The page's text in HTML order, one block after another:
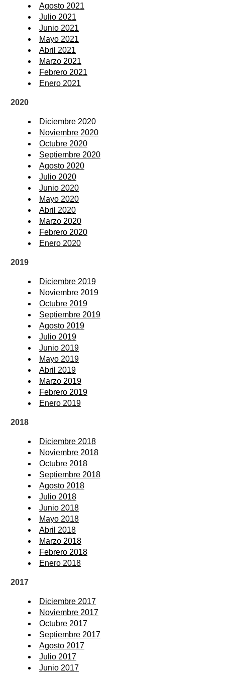
Agosto 2021
Julio 2021
Junio 2021
Mayo 2021
Abril 2021
Marzo 2021
Febrero 2021
Enero 2021
2020
Diciembre 2020
Noviembre 2020
Octubre 2020
Septiembre 2020
Agosto 2020
Julio 2020
Junio 2020
Mayo 2020
Abril 2020
Marzo 2020
Febrero 2020
Enero 2020
2019
Diciembre 2019
Noviembre 2019
Octubre 2019
Septiembre 2019
Agosto 2019
Julio 2019
Junio 2019
Mayo 2019
Abril 2019
Marzo 2019
Febrero 2019
Enero 2019
2018
Diciembre 2018
Noviembre 2018
Octubre 2018
Septiembre 2018
Agosto 2018
Julio 2018
Junio 2018
Mayo 2018
Abril 2018
Marzo 2018
Febrero 2018
Enero 2018
2017
Diciembre 2017
Noviembre 2017
Octubre 2017
Septiembre 2017
Agosto 2017
Julio 2017
Junio 2017